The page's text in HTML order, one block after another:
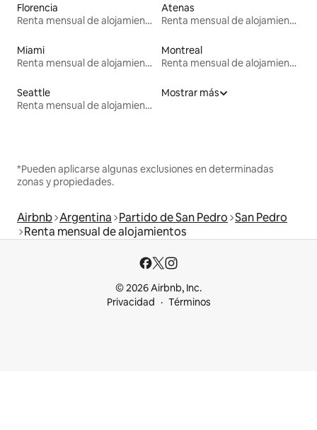
Florencia
Renta mensual de alojamientos
Atenas
Renta mensual de alojamientos
Miami
Renta mensual de alojamientos
Montreal
Renta mensual de alojamientos
Seattle
Renta mensual de alojamientos
Mostrar más
*Pueden aplicarse algunas exclusiones en determinadas
zonas y propiedades.
Airbnb Argentina Partido de San Pedro San Pedro
Renta mensual de alojamientos
© 2026 Airbnb, Inc.
Privacidad
Términos